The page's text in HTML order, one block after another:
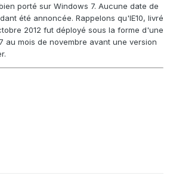
porté sur Windows 7. Aucune date de
été annoncée. Rappelons qu'IE10, livré
2012 fut déployé sous la forme d'une
au mois de novembre avant une version